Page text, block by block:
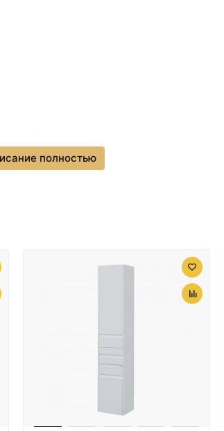
полностью